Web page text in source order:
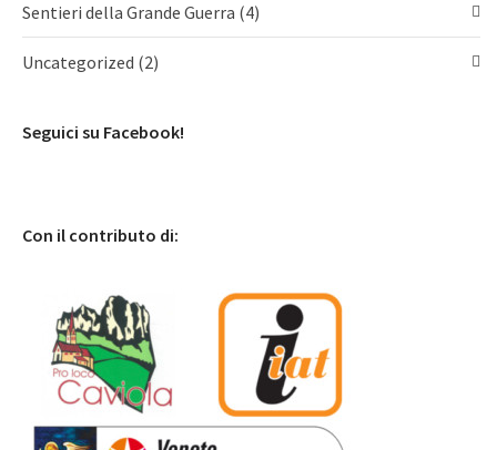
Sentieri della Grande Guerra (4)
Uncategorized (2)
Seguici su Facebook!
Con il contributo di: